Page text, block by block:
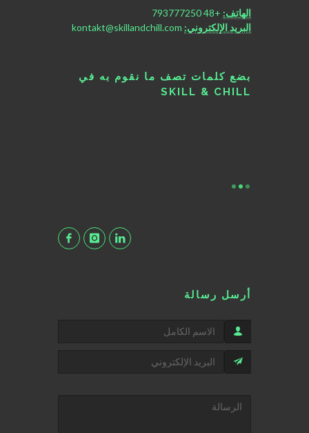
الهاتف: +48 793777250
البريد الإلكتروني:
بضع كلمات تصف ما نقوم به في
SKILL & CHILL
أرسل رسالة